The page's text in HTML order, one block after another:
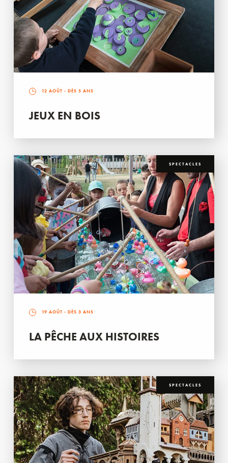
12 AOÛT - DÈS 5 ANS
JEUX EN BOIS
SPECTACLES
19 AOÛT - DÈS 3 ANS
LA PÊCHE AUX HISTOIRES
SPECTACLES